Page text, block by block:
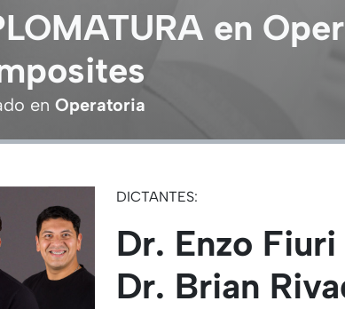
en
en Operatoria
DICTANTES:
Dr. Enzo Fiuri
Dr. Brian